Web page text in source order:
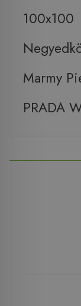
100x100
Marmy
PRADA